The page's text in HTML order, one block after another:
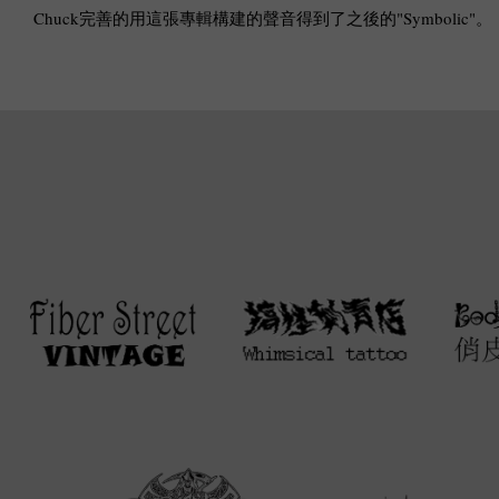
Chuck完善的用這張專輯構建的聲音得到了之後的"Symbolic"。